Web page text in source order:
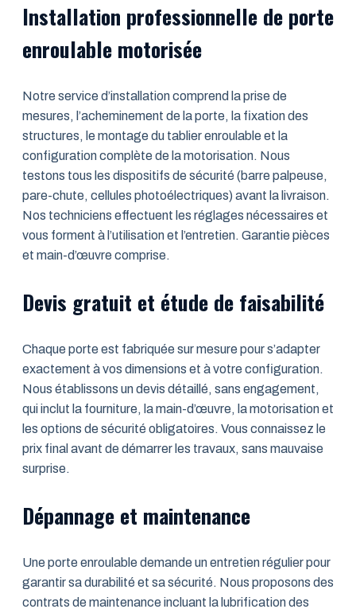
Installation professionnelle de porte
enroulable motorisée
Notre service d’installation comprend la prise de
mesures, l’acheminement de la porte, la fixation des
structures, le montage du tablier enroulable et la
configuration complète de la motorisation. Nous
testons tous les dispositifs de sécurité (barre palpeuse,
pare-chute, cellules photoélectriques) avant la livraison.
Nos techniciens effectuent les réglages nécessaires et
vous forment à l’utilisation et l’entretien. Garantie pièces
et main-d’œuvre comprise.
Devis gratuit et étude de faisabilité
Chaque porte est fabriquée sur mesure pour s’adapter
exactement à vos dimensions et à votre configuration.
Nous établissons un devis détaillé, sans engagement,
qui inclut la fourniture, la main-d’œuvre, la motorisation et
les options de sécurité obligatoires. Vous connaissez le
prix final avant de démarrer les travaux, sans mauvaise
surprise.
Dépannage et maintenance
Une porte enroulable demande un entretien régulier pour
garantir sa durabilité et sa sécurité. Nous proposons des
contrats de maintenance incluant la lubrification des